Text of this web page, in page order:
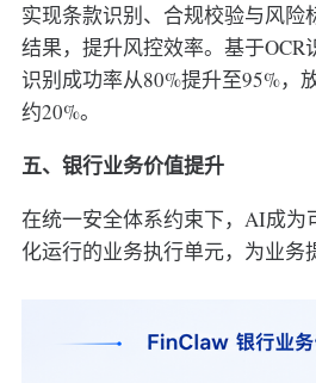
实现条款识别、合规校验与风险
结果，提升风控效率。基于OCR
识别成功率从80%提升至95%，
约20%。
五、银行业务价值提升
在统一安全体系约束下，AI成为
化运行的业务执行单元，为业务